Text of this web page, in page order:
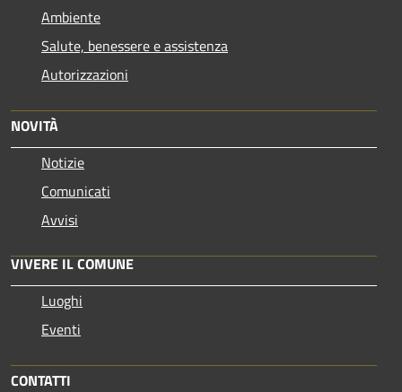
Ambiente
Salute, benessere e assistenza
Autorizzazioni
NOVITÀ
Notizie
Comunicati
Avvisi
VIVERE IL COMUNE
Luoghi
Eventi
CONTATTI